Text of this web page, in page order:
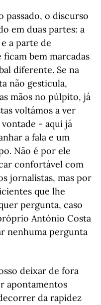
passado, o discurso
em duas partes: a
a parte de
bem marcadas
diferente. Se na
não gesticula,
mãos no púlpito, já
voltámos a ver
- aqui já
a fala e um
Não é por ele
confortável com
jornalistas, mas por
que lhe
pergunta, caso
António Costa
nenhuma pergunta
deixar de fora
apontamentos
da rapidez